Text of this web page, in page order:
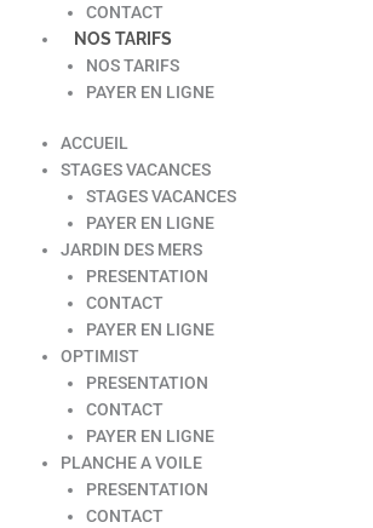
CONTACT
NOS TARIFS
NOS TARIFS
PAYER EN LIGNE
ACCUEIL
STAGES VACANCES
STAGES VACANCES
PAYER EN LIGNE
JARDIN DES MERS
PRESENTATION
CONTACT
PAYER EN LIGNE
OPTIMIST
PRESENTATION
CONTACT
PAYER EN LIGNE
PLANCHE A VOILE
PRESENTATION
CONTACT